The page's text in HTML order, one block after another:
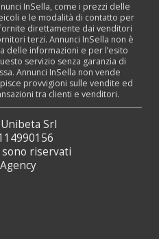
InSella, come i prezzi delle
e le modalità di contatto per
direttamente dai venditori
terzi. Annunci InSella non è
delle informazioni e per l’esito
servizio senza garanzia di
Annunci InSella non vende
provvigioni sulle vendite ed
tra clienti e venditori.
Srl
riservati